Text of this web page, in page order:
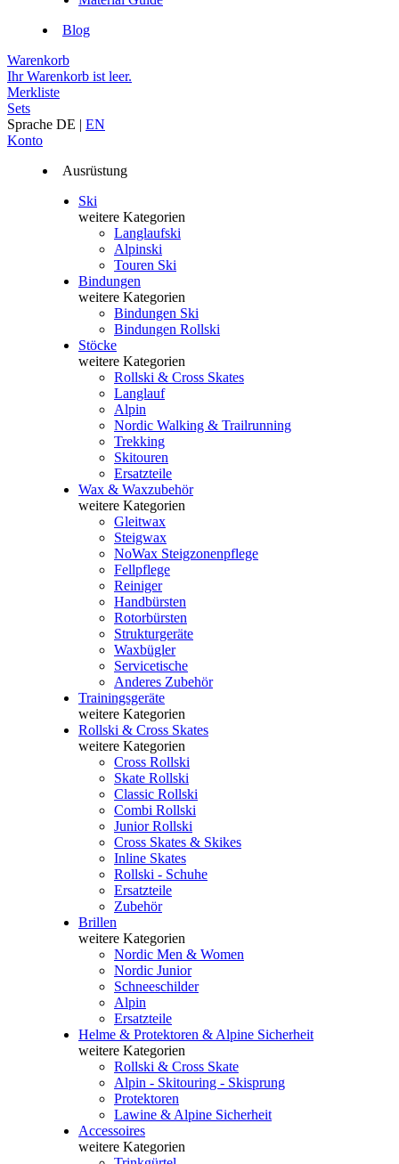
Blog
Warenkorb
Ihr Warenkorb ist leer.
Merkliste
Sets
Sprache DE | EN
Konto
Ausrüstung
Ski
weitere Kategorien
Langlaufski
Alpinski
Touren Ski
Bindungen
weitere Kategorien
Bindungen Ski
Bindungen Rollski
Stöcke
weitere Kategorien
Rollski & Cross Skates
Langlauf
Alpin
Nordic Walking & Trailrunning
Trekking
Skitouren
Ersatzteile
Wax & Waxzubehör
weitere Kategorien
Gleitwax
Steigwax
NoWax Steigzonenpflege
Fellpflege
Reiniger
Handbürsten
Rotorbürsten
Strukturgeräte
Waxbügler
Servicetische
Anderes Zubehör
Trainingsgeräte
weitere Kategorien
Rollski & Cross Skates
weitere Kategorien
Cross Rollski
Skate Rollski
Classic Rollski
Combi Rollski
Junior Rollski
Cross Skates & Skikes
Inline Skates
Rollski - Schuhe
Ersatzteile
Zubehör
Brillen
weitere Kategorien
Nordic Men & Women
Nordic Junior
Schneeschilder
Alpin
Ersatzteile
Helme & Protektoren & Alpine Sicherheit
weitere Kategorien
Rollski & Cross Skate
Alpin - Skitouring - Skisprung
Protektoren
Lawine & Alpine Sicherheit
Accessoires
weitere Kategorien